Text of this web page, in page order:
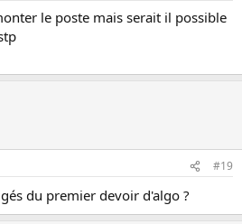
le poste mais serait il possible
#19
du premier devoir d'algo ?